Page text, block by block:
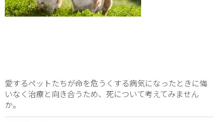
愛するペットたちが命を危うくする病気になったときに悔
いなく治療と向き合うため、死について考えてみません
か。